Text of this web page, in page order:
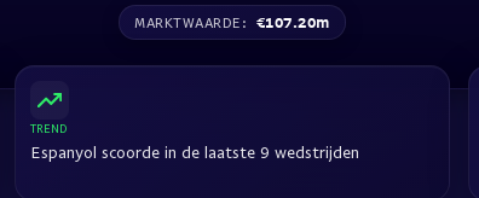
MARKTWAARDE: €107.20m
TREND
Espanyol scoorde in de laatste 9 wedstrijden